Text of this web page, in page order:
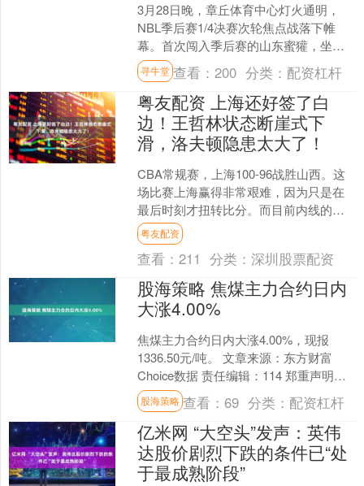
3月28日晚，章丘体育中心灯火通明，
NBL季后赛1/4决赛次轮焦点战落下帷
幕。首次闯入季后赛的山东蜜獾，坐镇
主场以103-93力克上海玄鸟，将系列赛
大比分从0-....
寻牛堂 查看：200 分类： 配资杠杆
粤友配资 上海还好签了白
边！王哲林状态断崖式下
滑，洛夫顿隐患太大了！
CBA常规赛，上海100-96战胜山西。这
场比赛上海赢得非常艰难，因为只是在
最后时刻才扭转比分。而目前内线的隐
患还是比较大的。因为王哲林和洛夫顿
这两个点的状态太....
粤友配资
查看：211 分类：深圳股票配资
股海策略 焦煤主力合约日内
大涨4.00%
焦煤主力合约日内大涨4.00%，现报
1336.50元/吨。 文章来源：东方财富
Choice数据 责任编辑：114 郑重声明：
东方财富发布此内容旨在传播更多信
息，....
股海策略 查看：69 分类： 配资杠杆
亿米网 “大空头”发声：英伟
达股价剧烈下跌的条件已“处
于最成熟阶段”